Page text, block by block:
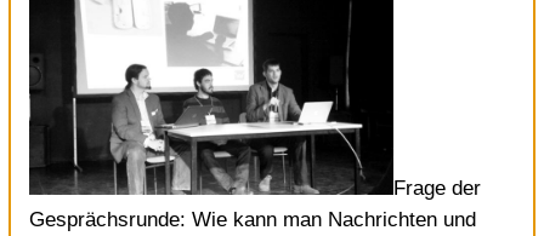
Frage der
Gesprächsrunde: Wie kann man Nachrichten und